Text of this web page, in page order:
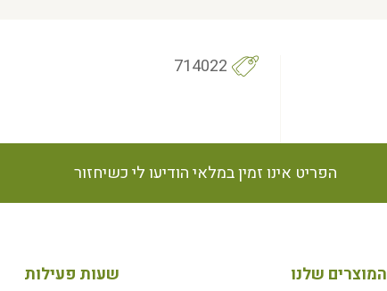
714022
הפריט אינו זמין במלאי הודיעו לי כשיחזור
המוצרים שלנו
שעות פעילות